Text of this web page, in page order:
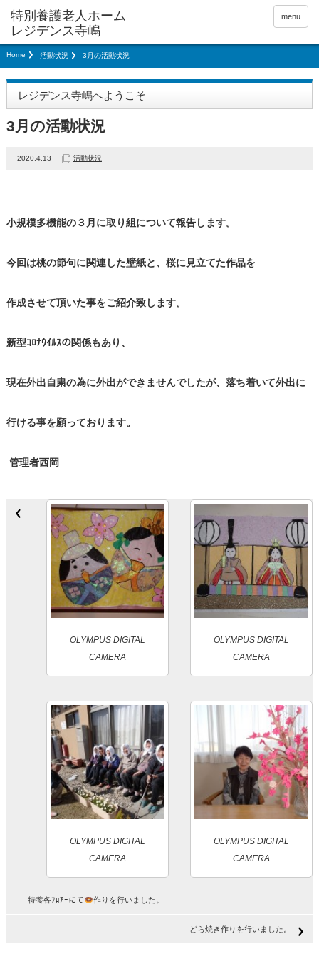
menu
Home 活動状況 3月の活動状況
レジデンス寺嶋へようこそ
3月の活動状況
2020.4.13 活動状況
小規模多機能の３月に取り組について報告します。
今回は桃の節句に関連した壁紙と、桜に見立てた作品を
作成させて頂いた事をご紹介致します。
新型ｺﾛﾅｳｲﾙｽの関係もあり、
現在外出自粛の為に外出ができませんでしたが、落ち着いて外出に
行ける事を願っております。
管理者西岡
OLYMPUS DIGITAL
CAMERA
OLYMPUS DIGITAL
CAMERA
OLYMPUS DIGITAL
CAMERA
OLYMPUS DIGITAL
CAMERA
特養各ﾌﾛｱｰにて 作りを行いました。
どら焼き作りを行いました。